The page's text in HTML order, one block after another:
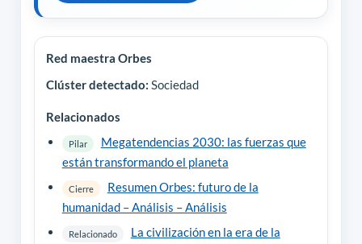
Red maestra Orbes
Clúster detectado: Sociedad
Relacionados
Pilar
Megatendencias 2030: las fuerzas que
están transformando el planeta
Cierre
Resumen Orbes: futuro de la
humanidad – Análisis – Análisis
Relacionado
La civilización en la era de la